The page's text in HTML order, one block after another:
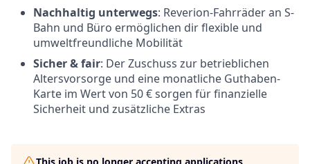
Nachhaltig unterwegs: Reverion-Fahrräder an S-
Bahn und Büro ermöglichen dir flexible und
umweltfreundliche Mobilität
Sicher & fair: Der Zuschuss zur betrieblichen
Altersvorsorge und eine monatliche Guthaben-
Karte im Wert von 50 € sorgen für finanzielle
Sicherheit und zusätzliche Extras